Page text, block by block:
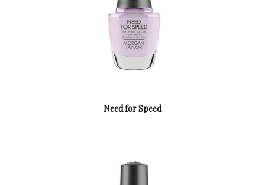
Need for Speed